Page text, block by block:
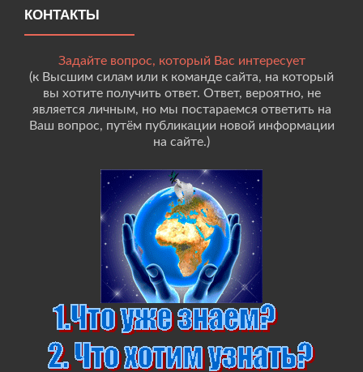
КОНТАКТЫ
Задайте вопрос, который Вас интересует
(к Высшим силам или к команде сайта, на который
вы хотите получить ответ. Ответ, вероятно, не
является личным, но мы постараемся ответить на
Ваш вопрос, путём публикации новой информации
на сайте.)